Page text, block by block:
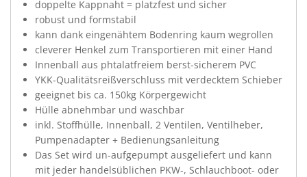
doppelte Kappnaht = platzfest und sicher
robust und formstabil
kann dank eingenähtem Bodenring kaum wegrollen
cleverer Henkel zum Transportieren mit einer Hand
Innenball aus phtalatfreiem berst-sicherem PVC
YKK-Qualitätsreißverschluss mit verdecktem Schieber
geeignet bis ca. 150kg Körpergewicht
Hülle abnehmbar und waschbar
inkl. Stoffhülle, Innenball, 2 Ventilen, Ventilheber,
Pumpenadapter + Bedienungsanleitung
Das Set wird un-aufgepumpt ausgeliefert und kann
mit jeder handelsüblichen PKW-, Schlauchboot- oder